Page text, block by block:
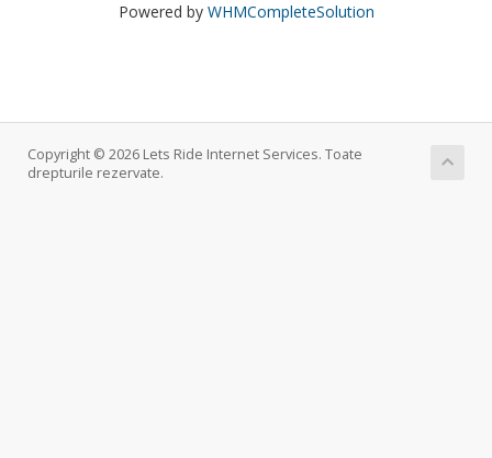
Powered by WHMCompleteSolution
Copyright © 2026 Lets Ride Internet Services. Toate
drepturile rezervate.